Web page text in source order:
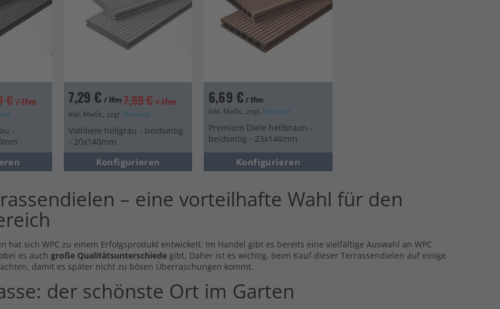
€ / lfm
-
7,29 € / lfm7,69 € / lfm
Inkl. MwSt., zzgl. Versand
Volldiele hellgrau - beidseitig
- 20x140mm
Konfigurieren
6,69 €/ lfm
Inkl. MwSt., zzgl.Versand
Premium Diele hellbraun -
beidseitig - 23x146mm
Konfigurieren
– eine vorteilhafte Wahl für den
hat sich WPC zu einem Erfolgsprodukt entwickelt. Im Handel gibt es bereits eine vielfältige Auswahl an WPC
es auch große Qualitätsunterschiede gibt. Daher ist es wichtig, beim Kauf dieser Terrassendielen auf einige
damit es später nicht zu bösen Überraschungen kommt.
der schönste Ort im Garten
dunkelbraun -
Unterkonstruktion klein
2,5x5cm
5,49 €/ lfm
Inkl. MwSt., zzgl.